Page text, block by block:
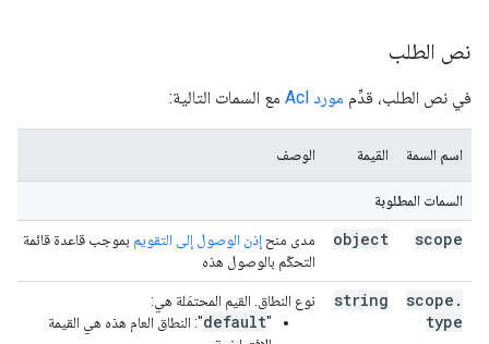
نص الطلب
في نص الطلب، قدِّم مورد Acl مع السمات التالية:
اسم السمة القيمة الوصف
السمات المطلوبة
scope
object مدى منح إذن الوصول إلى التقويم بموجب قاعدة قائمة
التحكّم بالوصول هذه
scope .
type
string
نوع النطاق. القيم المحتمَلة هي:
‫"
default": النطاق العام هذه هي القيمة